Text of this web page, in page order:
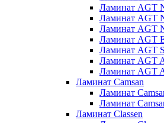
Ламинат AGT
Ламинат AGT
Ламинат AGT
Ламинат AGT
Ламинат AGT
Ламинат AGT
Ламинат AGT
Ламинат Camsan
Ламинат
Ламинат
Ламинат Classen